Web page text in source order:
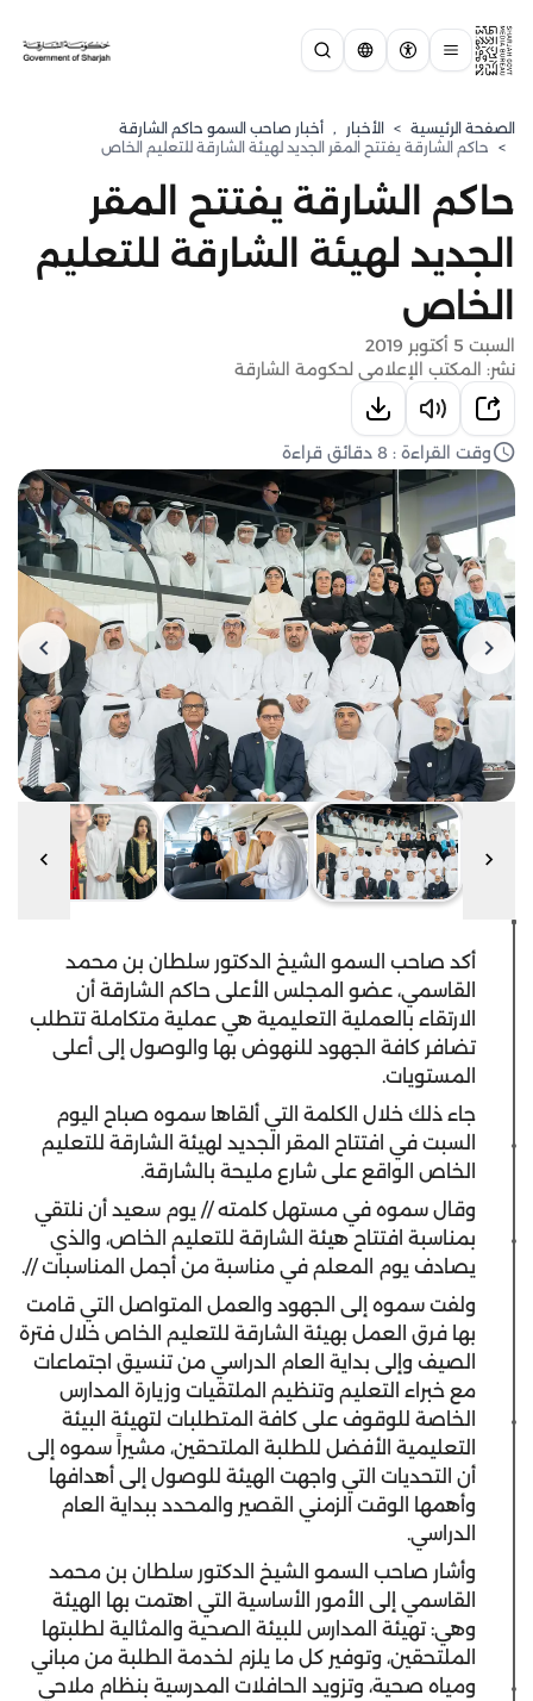
الصفحة الرئيسية > الأخبار , أخبار صاحب السمو حاكم الشارقة
> حاكم الشارقة يفتتح المقر الجديد لهيئة الشارقة للتعليم الخاص
حاكم الشارقة يفتتح المقر
الجديد لهيئة الشارقة للتعليم
الخاص
السبت 5 أكتوبر 2019
نشر: المكتب الإعلامي لحكومة الشارقة
وقت القراءة : 8 دقائق قراءة
أكد صاحب السمو الشيخ الدكتور سلطان بن محمد
القاسمي، عضو المجلس الأعلى حاكم الشارقة أن
الارتقاء بالعملية التعليمية هي عملية متكاملة تتطلب
تضافر كافة الجهود للنهوض بها والوصول إلى أعلى
المستويات.
جاء ذلك خلال الكلمة التي ألقاها سموه صباح اليوم
السبت في افتتاح المقر الجديد لهيئة الشارقة للتعليم
الخاص الواقع على شارع مليحة بالشارقة.
وقال سموه في مستهل كلمته // يوم سعيد أن نلتقي
بمناسبة افتتاح هيئة الشارقة للتعليم الخاص، والذي
يصادف يوم المعلم في مناسبة من أجمل المناسبات //.
ولفت سموه إلى الجهود والعمل المتواصل التي قامت
بها فرق العمل بهيئة الشارقة للتعليم الخاص خلال فترة
الصيف وإلى بداية العام الدراسي من تنسيق اجتماعات
مع خبراء التعليم وتنظيم الملتقيات وزيارة المدارس
الخاصة للوقوف على كافة المتطلبات لتهيئة البيئة
التعليمية الأفضل للطلبة الملتحقين، مشيراً سموه إلى
أن التحديات التي واجهت الهيئة للوصول إلى أهدافها
وأهمها الوقت الزمني القصير والمحدد ببداية العام
الدراسي.
وأشار صاحب السمو الشيخ الدكتور سلطان بن محمد
القاسمي إلى الأمور الأساسية التي اهتمت بها الهيئة
وهي: تهيئة المدارس للبيئة الصحية والمثالية لطلبتها
الملتحقين، وتوفير كل ما يلزم لخدمة الطلبة من مباني
ومياه صحية، وتزويد الحافلات المدرسية بنظام ملاحي